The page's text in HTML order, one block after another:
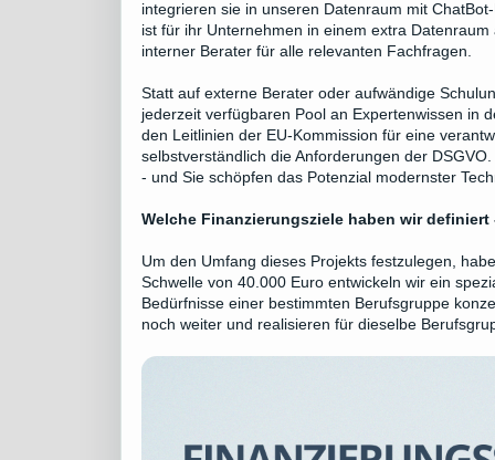
integrieren sie in unseren Datenraum mit
ist für ihr Unternehmen in einem extra
interner Berater für alle relevanten Fachfragen.
Statt auf externe Berater oder aufwändige
jederzeit verfügbaren Pool an Expertenwissen in
den Leitlinien der EU-Kommission für eine
selbstverständlich die Anforderungen der
- und Sie schöpfen das Potenzial modernster
Welche Finanzierungsziele haben wir
Um den Umfang dieses Projekts festzulegen,
Schwelle von 40.000 Euro entwickeln wir ein
Bedürfnisse einer bestimmten Berufsgruppe
noch weiter und realisieren für dieselbe